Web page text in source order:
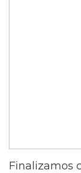
Finalizamos